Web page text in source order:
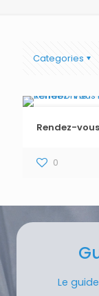
Categories
Rendez-
0
Le